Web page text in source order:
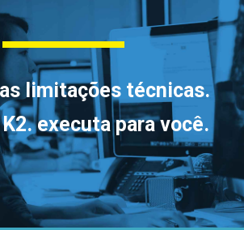
limitações técnicas.
K2.executa para você.